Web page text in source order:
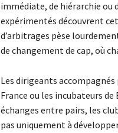
immédiate, de hiérarchie ou
expérimentés découvrent
d’arbitrages pèse
de changement de cap, où
Les dirigeants
France ou les incubateurs
échanges entre pairs, les
pas uniquement à